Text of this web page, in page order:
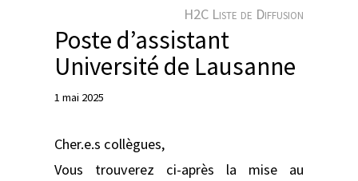
H2C Liste de Diffusion
Poste d’assistant
Université de Lausanne
1 mai 2025
Cher.e.s collègues,
Vous trouverez ci-après la mise au